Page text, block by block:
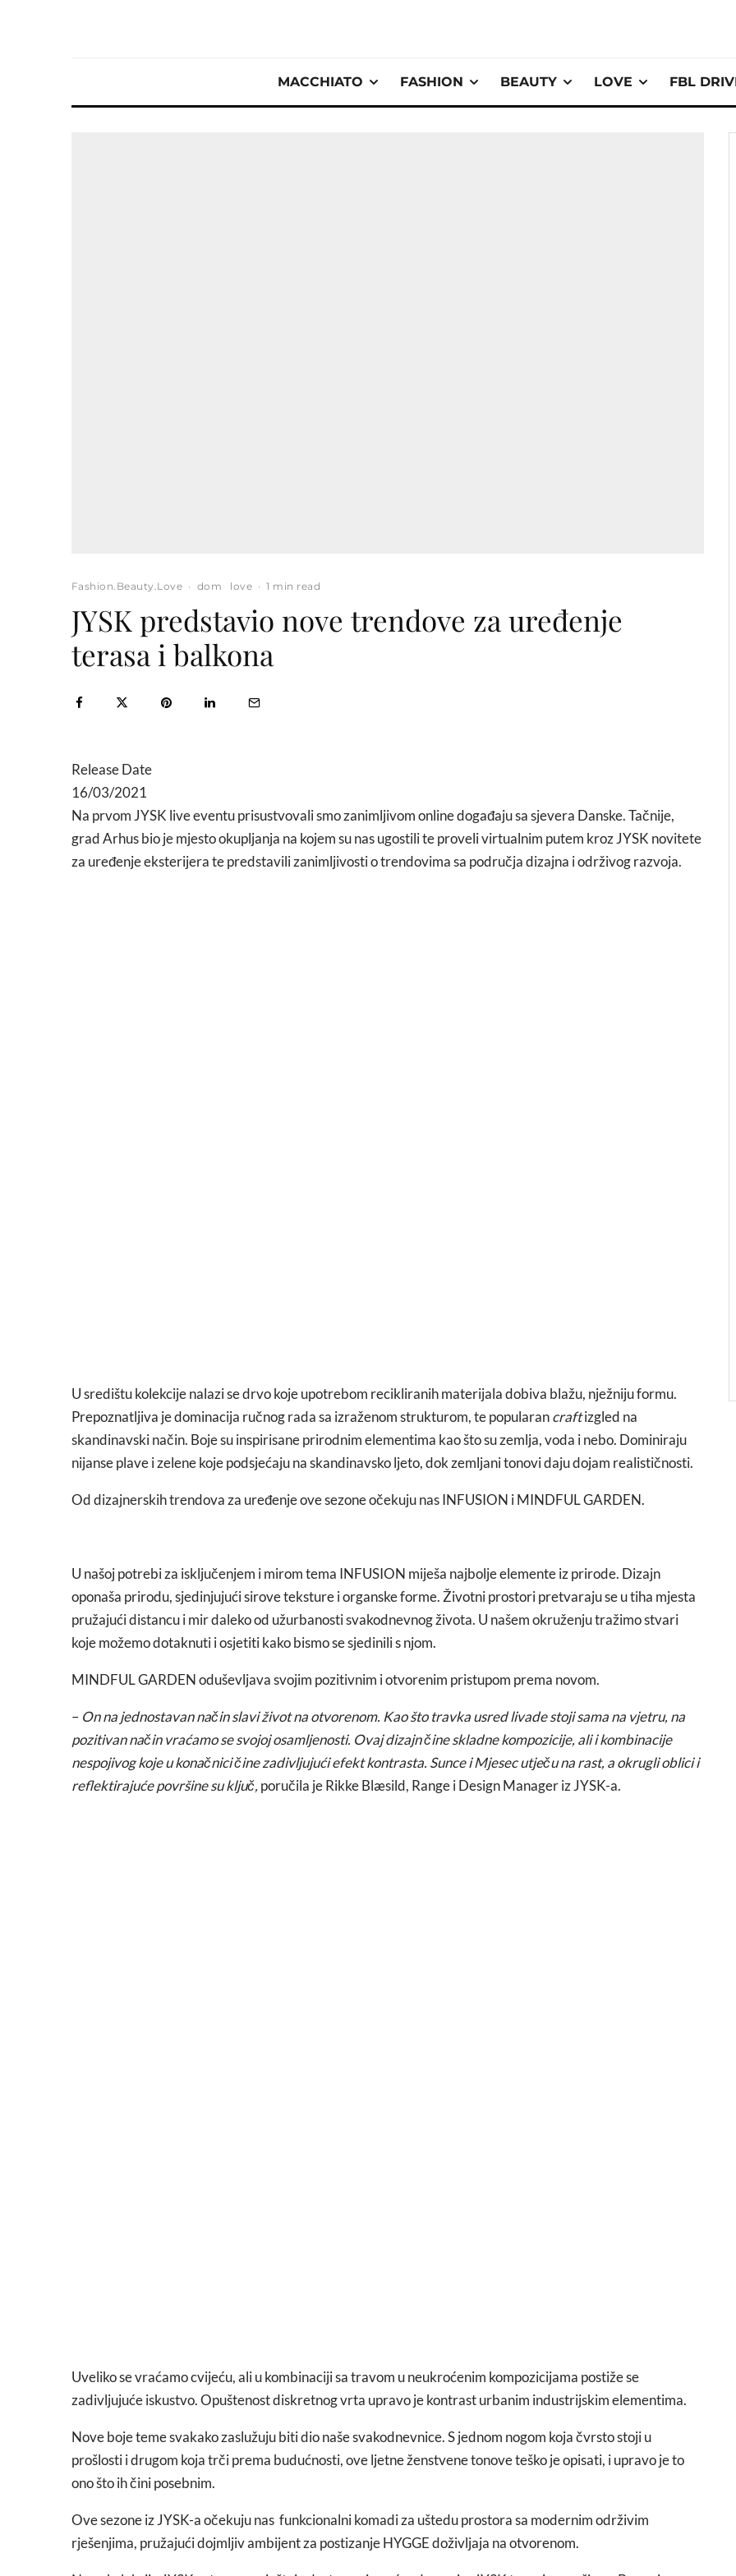
MACCHIATO FASHION BEAUTY LOVE FBL
Fashion.Beauty.Love · dom love · 1 min read
JYSK predstavio nove trendove za uređenje
terasa i balkona
Release Date
16/03/2021
Na prvom JYSK live eventu prisustvovali smo zanimljivom online događaju sa sjevera Danske. Tačnije,
grad Arhus bio je mjesto okupljanja na kojem su nas ugostili te proveli virtualnim putem kroz JYSK novitete
za uređenje eksterijera te predstavili zanimljivosti o trendovima sa područja dizajna i održivog razvoja.
U središtu kolekcije nalazi se drvo koje upotrebom recikliranih materijala dobiva blažu, nježniju formu.
Prepoznatljiva je dominacija ručnog rada sa izraženom strukturom, te popularancraftizgled na
skandinavski način. Boje su inspirisane prirodnim elementima kao što su zemlja, voda i nebo. Dominiraju
nijanse plave i zelene koje podsjećaju na skandinavsko ljeto, dok zemljani tonovi daju dojam realističnosti.
Od dizajnerskih trendova za uređenje ove sezone očekuju nas INFUSION i MINDFUL GARDEN.
U našoj potrebi za isključenjem i mirom tema INFUSION miješa najbolje elemente iz prirode. Dizajn
oponaša prirodu, sjedinjujući sirove teksture i organske forme. Životni prostori pretvaraju se u tiha mjesta
pružajući distancu i mir daleko od užurbanosti svakodnevnog života. U našem okruženju tražimo stvari
koje možemo dotaknuti i osjetiti kako bismo se sjedinili s njom.
MINDFUL GARDEN oduševljava svojim pozitivnim i otvorenim pristupom prema novom.
– On na jednostavan način slavi život na otvorenom. Kao što travka usred livade stoji sama na vjetru, na
pozitivan način vraćamo se svojoj osamljenosti. Ovaj dizajn čine skladne kompozicije, ali i kombinacije
nespojivog koje u konačnici čine zadivljujući efekt kontrasta. Sunce i Mjesec utječu na rast, a okrugli oblici i
reflektirajuće površine su ključ, poručila je Rikke Blæsild, Range i Design Manager iz JYSK-a.
Uveliko se vraćamo cvijeću, ali u kombinaciji sa travom u neukroćenim kompozicijama postiže se
zadivljujuće iskustvo. Opuštenost diskretnog vrta upravo je kontrast urbanim industrijskim elementima.
Nove boje teme svakako zaslužuju biti dio naše svakodnevnice. S jednom nogom koja čvrsto stoji u
prošlosti i drugom koja trči prema budućnosti, ove ljetne ženstvene tonove teško je opisati, i upravo je to
ono što ih čini posebnim.
Ove sezone iz JYSK-a očekuju nas funkcionalni komadi za uštedu prostora sa modernim održivim
rješenjima, pružajući dojmljiv ambijent za postizanje HYGGE doživljaja na otvorenom.